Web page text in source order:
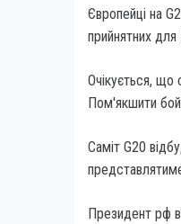
Європейці на
прийнятних
Очікується, що
Пом'якшити
Саміт G20
Президент рф